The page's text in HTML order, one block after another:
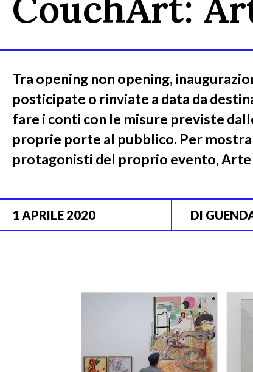
Tra opening non opening,
posticipate o rinviate a data da
fare i conti con le misure previste
proprie porte al pubblico. Per
protagonisti del proprio evento,
1 APRILE 2020 DI